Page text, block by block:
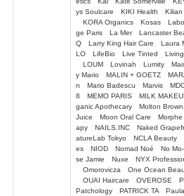
ys Soulcare KIKI Health
KORA Organics Kosas
ge Paris La Mer Lancaster
Q Larry King Hair Care
LO LifeBio Live Tinted
LOUM Lovinah Lumity
y Mario MALIN + GOETZ
n Mario Badescu Marvis
8 MEMO PARIS MILK
ganic Apothecary Molton
Juice Moon Oral Care
apy NAILS.INC Naked
atureLab Tokyo NCLA Beauty
es NIOD Nomad Noé No
se Jamie Nuxe NYX
Omorovicza One Ocean
OUAI Haircare OVEROSE
Patchology PATRICK TA